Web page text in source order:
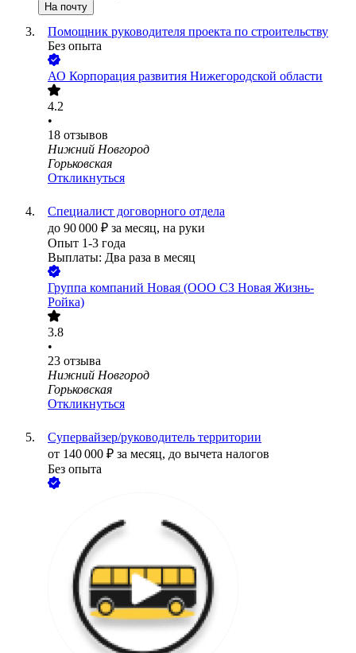
На почту
Помощник руководителя проекта по строительству
Без опыта
АО Корпорация развития Нижегородской области
4.2
•
18 отзывов
Нижний Новгород
Горьковская
Откликнуться
Специалист договорного отдела
до 90 000 ₽ за месяц, на руки
Опыт 1-3 года
Выплаты: Два раза в месяц
Группа компаний Новая (ООО СЗ Новая Жизнь-
Ройка)
3.8
•
23 отзыва
Нижний Новгород
Горьковская
Откликнуться
Супервайзер/руководитель территории
от 140 000 ₽ за месяц, до вычета налогов
Без опыта